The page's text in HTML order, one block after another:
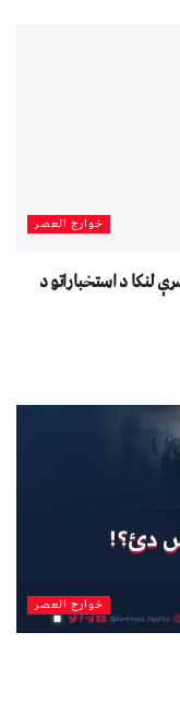
خوارج العصر
کې د سرې لنکا د استخباراتو د
خوارج العصر